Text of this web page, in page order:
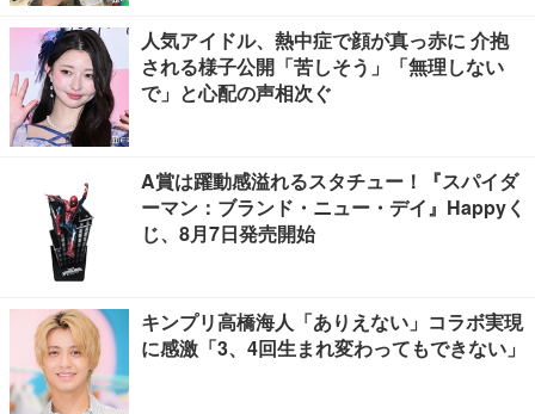
人気アイドル、熱中症で顔が真っ赤に 介抱
される様子公開「苦しそう」「無理しない
で」と心配の声相次ぐ
A賞は躍動感溢れるスタチュー！『スパイダ
ーマン：ブランド・ニュー・デイ』Happyく
じ、8月7日発売開始
キンプリ高橋海人「ありえない」コラボ実現
に感激「3、4回生まれ変わってもできない」